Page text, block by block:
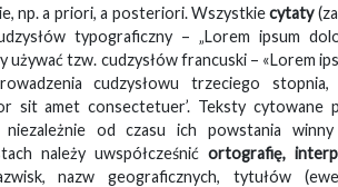
np. a priori, a posteriori. Wszystkiecytaty
typograficzny – „Lorem ipsum
używać tzw. cudzysłów francuski – «Lorem
cudzysłowu trzeciego
sit amet consectetuer’. Teksty cytowane
niezależnie od czasu ich powstania
należy uwspółcześnićortografię,
nazw geograficznych, tytułów